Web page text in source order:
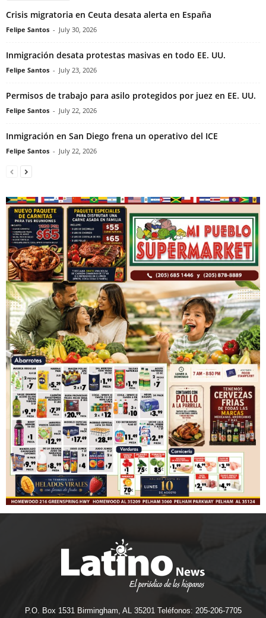
Crisis migratoria en Ceuta desata alerta en España
Felipe Santos - July 30, 2026
Inmigración desata protestas masivas en todo EE. UU.
Felipe Santos - July 23, 2026
Permisos de trabajo para asilo protegidos por juez en EE. UU.
Felipe Santos - July 22, 2026
Inmigración en San Diego frena un operativo del ICE
Felipe Santos - July 22, 2026
P.O. Box 1531 Birmingham, AL 35201 Teléfonos: 205-206-7705